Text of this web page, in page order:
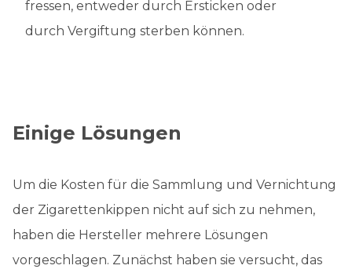
fressen, entweder durch Ersticken oder
durch Vergiftung sterben können.
Einige Lösungen
Um die Kosten für die Sammlung und Vernichtung
der Zigarettenkippen nicht auf sich zu nehmen,
haben die Hersteller mehrere Lösungen
vorgeschlagen. Zunächst haben sie versucht, das